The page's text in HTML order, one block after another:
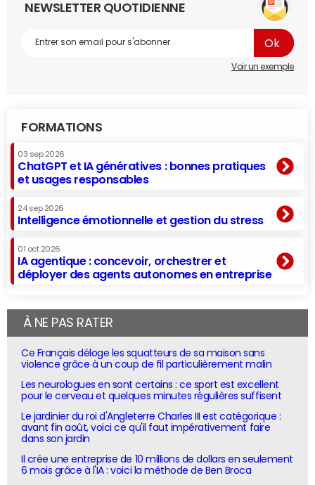
NEWSLETTER QUOTIDIENNE
Voir un exemple
FORMATIONS
03 sep 2026
ChatGPT et IA génératives : bonnes pratiques
et usages responsables
24 sep 2026
Intelligence émotionnelle et gestion du stress
01 oct 2026
IA agentique : concevoir, orchestrer et
déployer des agents autonomes en entreprise
À NE PAS RATER
Ce Français déloge les squatteurs de sa maison sans
violence grâce à un coup de fil particulièrement malin
Les neurologues en sont certains : ce sport est excellent
pour le cerveau et quelques minutes régulières suffisent
Le jardinier du roi d'Angleterre Charles III est catégorique :
avant fin août, voici ce qu'il faut impérativement faire
dans son jardin
Il crée une entreprise de 10 millions de dollars en seulement
6 mois grâce à l'IA : voici la méthode de Ben Broca